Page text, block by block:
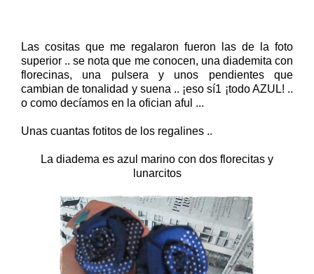
Las cositas que me regalaron fueron las de la foto
superior .. se nota que me conocen, una diademita con
florecinas, una pulsera y unos pendientes que
cambian de tonalidad y suena .. ¡eso sí1 ¡todo AZUL! ..
o como decíamos en la ofician aful ...
Unas cuantas fotitos de los regalines ..
La diadema es azul marino con dos florecitas y
lunarcitos